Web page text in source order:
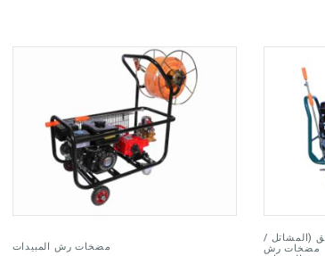
ADD TO
CART
مضخات رش المبيدات
(المشاتل /
مضخات رش